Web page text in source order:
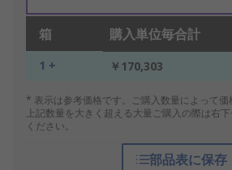
箱 購入単位毎合計
1 + ￥170,303
* 表示は参考価格です。ご購入数量によって価
上記数量を大きく超える大量ご購入の際は右
ください。
部品表に保存